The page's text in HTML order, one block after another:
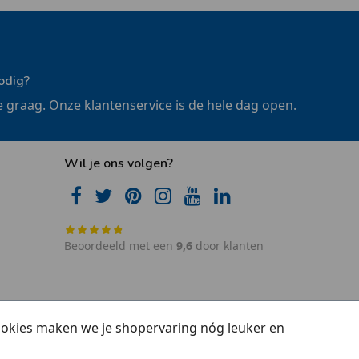
graag. Onze klantenservice is de hele dag open.
Wil je ons volgen?
Beoordeeld met een 9,6door klanten
maken we je shopervaring nóg leuker en